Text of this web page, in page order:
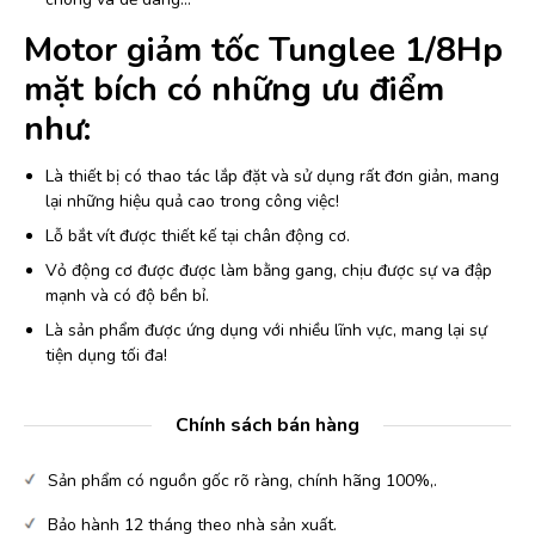
Motor giảm tốc Tunglee 1/8Hp
mặt bích có những ưu điểm
như:
Là thiết bị có thao tác lắp đặt và sử dụng rất đơn giản, mang
lại những hiệu quả cao trong công việc!
Lỗ bắt vít được thiết kế tại chân động cơ.
Vỏ động cơ được được làm bằng gang, chịu được sự va đập
mạnh và có độ bền bỉ.
Là sản phẩm được ứng dụng với nhiều lĩnh vực, mang lại sự
tiện dụng tối đa!
Chính sách bán hàng
Sản phẩm có nguồn gốc rõ ràng, chính hãng 100%,.
Bảo hành 12 tháng theo nhà sản xuất.